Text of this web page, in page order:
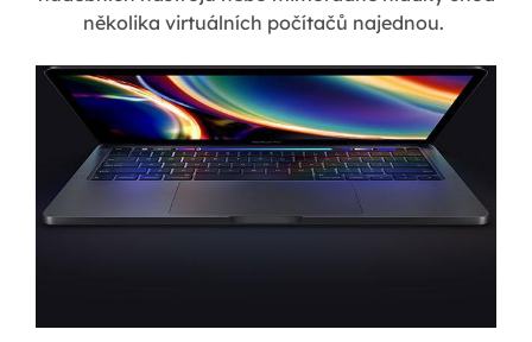
několika virtuálních počítačů najednou.